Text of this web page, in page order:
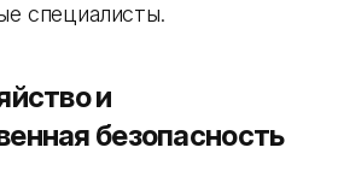
специалисты.
и
безопасность